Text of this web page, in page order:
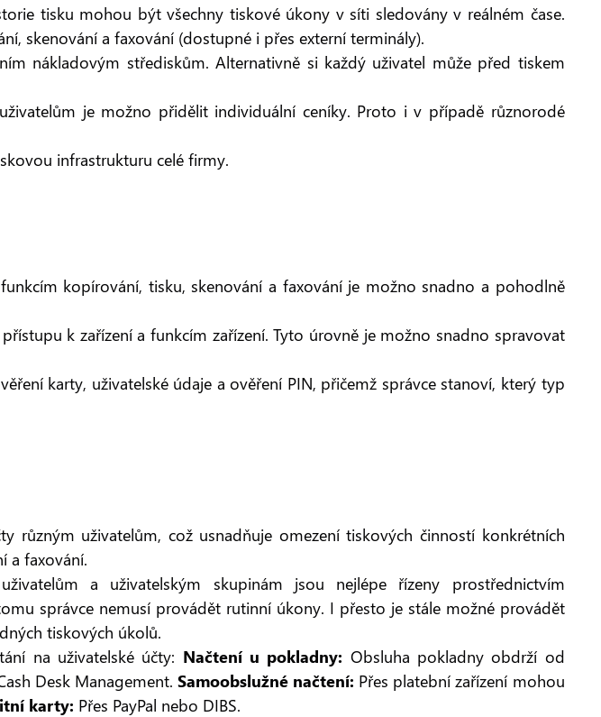
tisku mohou být všechny tiskové úkony v síti sledovány v reálném čase.
skenování a faxování (dostupné i přes externí terminály).
nákladovým střediskům. Alternativně si každý uživatel může před tiskem
je možno přidělit individuální ceníky. Proto i v případě různorodé
infrastrukturu celé firmy.
kopírování, tisku, skenování a faxování je možno snadno a pohodlně
k zařízení a funkcím zařízení. Tyto úrovně je možno snadno spravovat
karty, uživatelské údaje a ověření PIN, přičemž správce stanoví, který typ
různým uživatelům, což usnadňuje omezení tiskových činností konkrétních
a faxování.
a uživatelským skupinám jsou nejlépe řízeny prostřednictvím
správce nemusí provádět rutinní úkony. I přesto je stále možné provádět
tiskových úkolů.
na uživatelské účty: Načtení u pokladny: Obsluha pokladny obdrží od
Desk Management.Samoobslužné načtení: Přes platební zařízení mohou
karty: Přes PayPal nebo DIBS.